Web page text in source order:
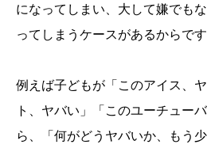
になってしまい、大して嫌でも
ってしまうケースがあるからです
例えば子どもが「このアイス、
ト、ヤバい」「このユーチュー
ら、「何がどうヤバいか、もう